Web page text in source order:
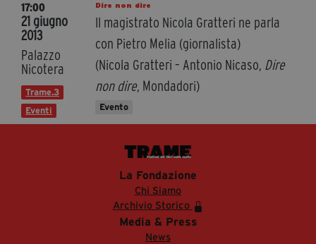
17:00
21 giugno
2013
Palazzo
Nicotera
Trame.3
Eventi
Dire non dire
Il magistrato Nicola Gratteri ne parla
con Pietro Melia (giornalista)
(Nicola Gratteri – Antonio Nicaso, Dire
non dire, Mondadori)
Evento
La Fondazione
Chi Siamo
Archivio Storico
Media & Press
News